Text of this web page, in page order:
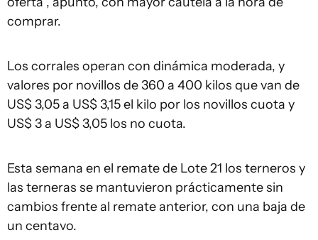
comprar.
Los corrales operan con dinámica moderada, y
valores por novillos de 360 a 400 kilos que van de
US$ 3,05 a US$ 3,15 el kilo por los novillos cuota y
US$ 3 a US$ 3,05 los no cuota.
Esta semana en el remate de Lote 21 los terneros y
las terneras se mantuvieron prácticamente sin
cambios frente al remate anterior, con una baja de
un centavo.